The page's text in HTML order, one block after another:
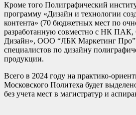
Кроме того Полиграфический
программу «Дизайн и технологии
контента» (70 бюджетных мест по
разработанную совместно с НК
Дизайн», ООО “ЛБК Маркетинг Про”
специалистов по дизайну
продукции.
Всего в 2024 году на практико-
Московского Политеха будет
без учета мест в магистратур и